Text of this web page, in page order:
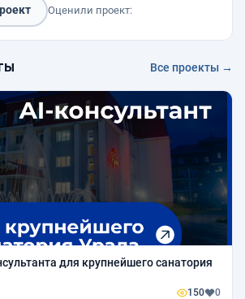
Оценили проект:
Все проекты →
для крупнейшего санатория
150 0